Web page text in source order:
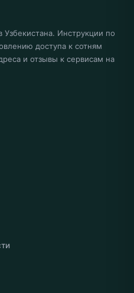
Инструкции по
доступа к сотням
и отзывы к сервисам на